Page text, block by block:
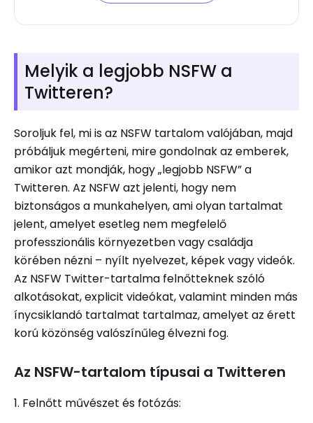
Melyik a legjobb NSFW a
Twitteren?
Soroljuk fel, mi is az NSFW tartalom valójában, majd
próbáljuk megérteni, mire gondolnak az emberek,
amikor azt mondják, hogy „legjobb NSFW” a
Twitteren. Az NSFW azt jelenti, hogy nem
biztonságos a munkahelyen, ami olyan tartalmat
jelent, amelyet esetleg nem megfelelő
professzionális környezetben vagy családja
körében nézni – nyílt nyelvezet, képek vagy videók.
Az NSFW Twitter-tartalma felnőtteknek szóló
alkotásokat, explicit videókat, valamint minden más
ínycsiklandó tartalmat tartalmaz, amelyet az érett
korú közönség valószínűleg élvezni fog.
Az NSFW-tartalom típusai a Twitteren
1. Felnőtt művészet és fotózás: